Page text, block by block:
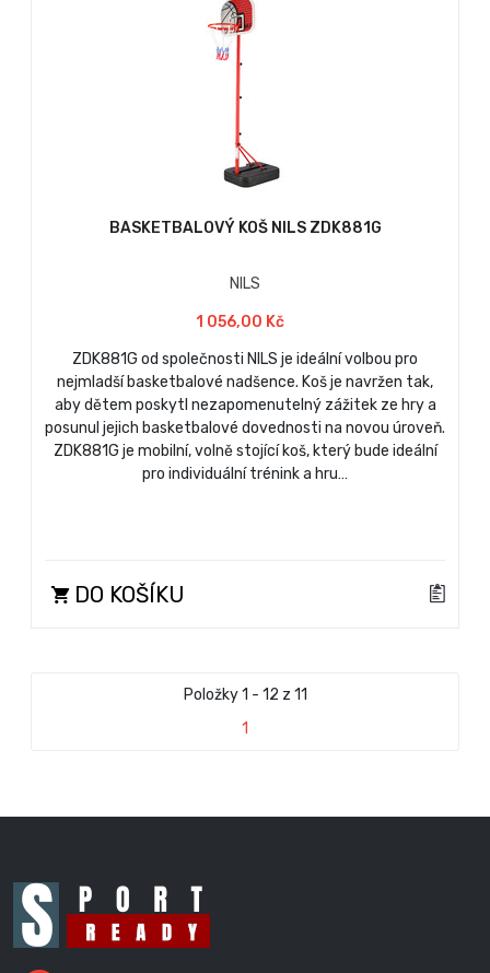
BASKETBALOVÝ KOŠ NILS ZDK881G
NILS
1 056,00 Kč
ZDK881G od společnosti NILS je ideální volbou pro
nejmladší basketbalové nadšence. Koš je navržen tak,
aby dětem poskytl nezapomenutelný zážitek ze hry a
posunul jejich basketbalové dovednosti na novou úroveň.
ZDK881G je mobilní, volně stojící koš, který bude ideální
pro individuální trénink a hru…
DO KOŠÍKU
Položky 1 - 12 z 11
1